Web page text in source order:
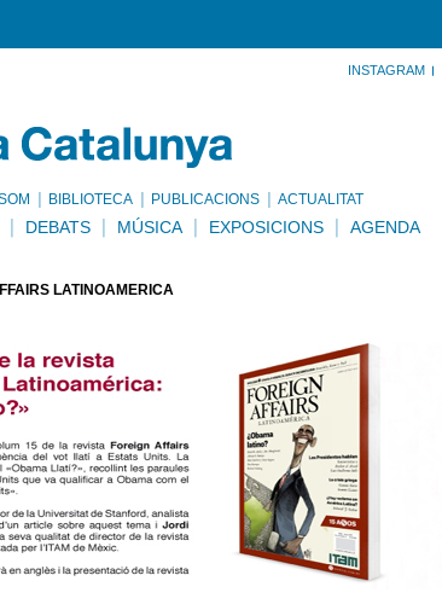
INSTAGRAM
BIBLIOTECA PUBLICACIONS ACTUALITAT
DEBATS MÚSICA EXPOSICIONS AGENDA
LATINOAMÉRICA